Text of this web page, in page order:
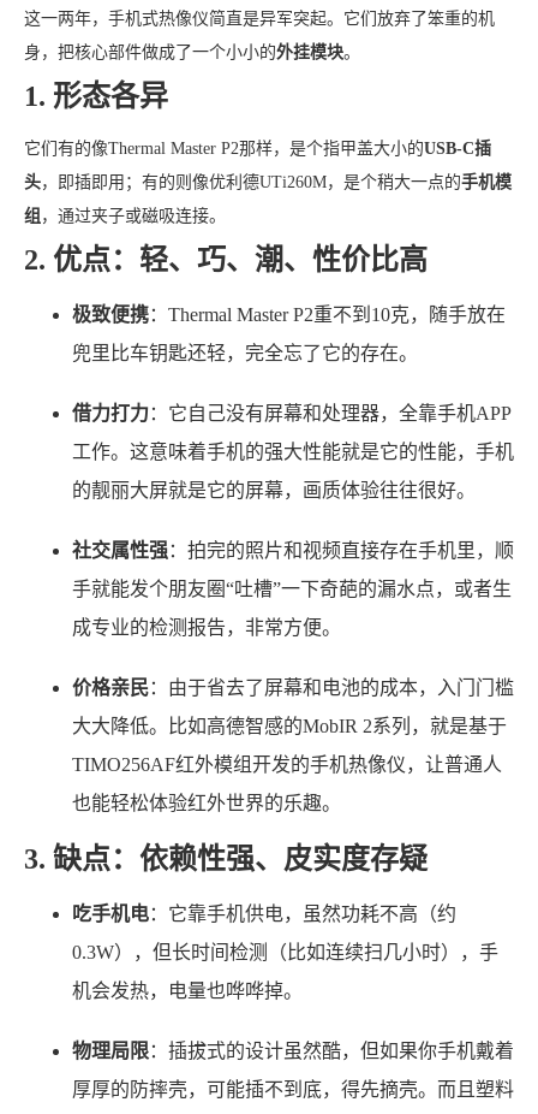
这一两年，手机式热像仪简直是异军突起。它们放弃了笨重的机
身，把核心部件做成了一个小小的外挂模块。
1. 形态各异
它们有的像Thermal Master P2那样，是个指甲盖大小的USB-C插
头，即插即用；有的则像优利德UTi260M，是个稍大一点的手机模
组 ，通过夹子或磁吸连接。
2. 优点：轻、巧、潮、性价比高
极致便携：Thermal Master P2重不到10克，随手放在
兜里比车钥匙还轻，完全忘了它的存在。
借力打力：它自己没有屏幕和处理器，全靠手机APP
工作。这意味着手机的强大性能就是它的性能，手机
的靓丽大屏就是它的屏幕，画质体验往往很好。
社交属性强：拍完的照片和视频直接存在手机里，顺
手就能发个朋友圈“吐槽”一下奇葩的漏水点，或者生
成专业的检测报告，非常方便。
价格亲民：由于省去了屏幕和电池的成本，入门门槛
大大降低。比如高德智感的MobIR 2系列，就是基于
TIMO256AF红外模组开发的手机热像仪，让普通人
也能轻松体验红外世界的乐趣。
3. 缺点：依赖性强、皮实度存疑
吃手机电：它靠手机供电，虽然功耗不高（约
0.3W），但长时间检测（比如连续扫几小时），手
机会发热，电量也哗哗掉。
物理局限：插拔式的设计虽然酷，但如果你手机戴着
厚厚的防摔壳，可能插不到底，得先摘壳。而且塑料